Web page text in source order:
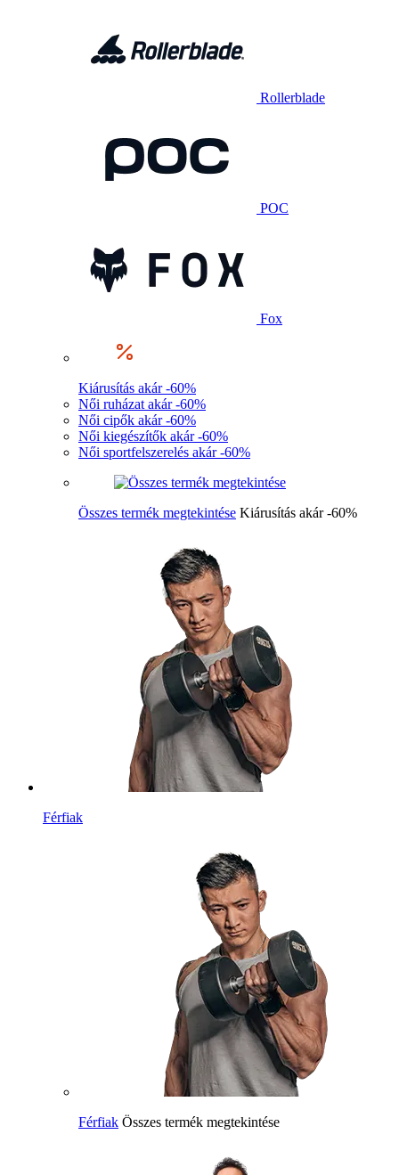
Rollerblade
POC
Fox
Kiárusítás akár -60%
Női ruházat akár -60%
Női cipők akár -60%
Női kiegészítők akár -60%
Női sportfelszerelés akár -60%
Összes termék megtekintése Kiárusítás akár -60%
Férfiak
Férfiak Összes termék megtekintése